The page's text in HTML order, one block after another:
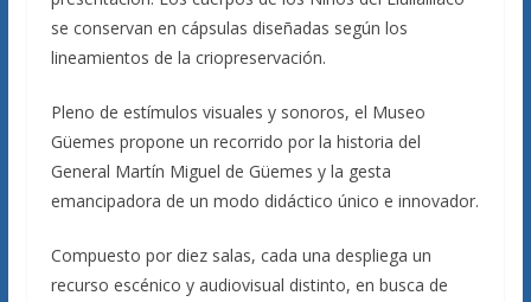
se conservan en cápsulas diseñadas según los
lineamientos de la criopreservación.
Pleno de estímulos visuales y sonoros, el Museo
Güemes propone un recorrido por la historia del
General Martín Miguel de Güemes y la gesta
emancipadora de un modo didáctico único e innovador.
Compuesto por diez salas, cada una despliega un
recurso escénico y audiovisual distinto, en busca de